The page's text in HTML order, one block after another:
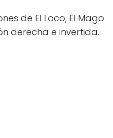
de El Loco, El Mago
derecha e invertida.